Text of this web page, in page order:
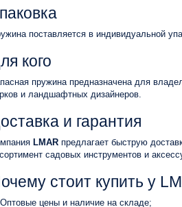
поставляется в индивидуальной
кого
пружина предназначена для
и ландшафтных дизайнеров.
и гарантия
LMAR предлагает быструю
садовых инструментов и
стоит купить у
Оптовые цены и наличие на складе;